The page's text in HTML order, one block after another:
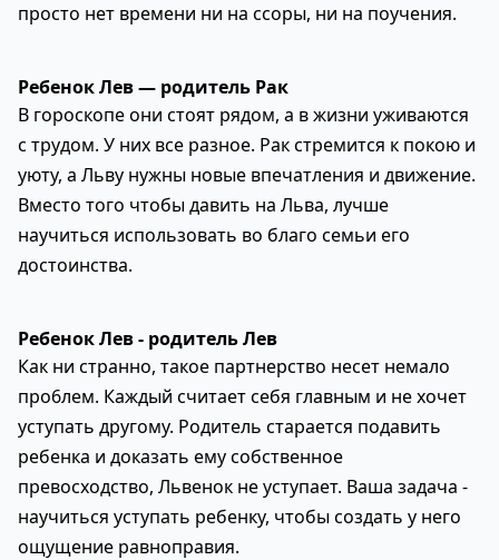
просто нет времени ни на ссоры, ни на поучения.
Ребенок Лев — родитель Рак
В гороскопе они стоят рядом, а в жизни уживаются
с трудом. У них все разное. Рак стремится к покою и
уюту, а Льву нужны новые впечатления и движение.
Вместо того чтобы давить на Льва, лучше
научиться использовать во благо семьи его
достоинства.
Ребенок Лев - родитель Лев
Как ни странно, такое партнерство несет немало
про6лем. Каждый считает себя главным и не хочет
уступать другому. Родитель старается подавить
ребенка и доказать ему собственное
превосходство, Львенок не уступает. Ваша задача -
научиться уступать ребенку, чтобы создать у него
ощущение равноправия.